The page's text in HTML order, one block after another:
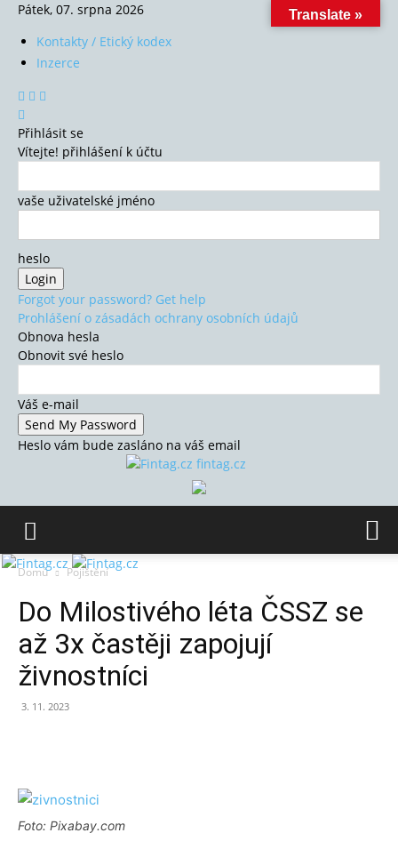
Pátek, 07. srpna 2026
Kontakty / Etický kodex
Inzerce
Přihlásit se
Vítejte! přihlášení k účtu
vaše uživatelské jméno
heslo
Forgot your password? Get help
Prohlášení o zásadách ochrany osobních údajů
Obnova hesla
Obnovit své heslo
Váš e-mail
Heslo vám bude zasláno na váš email
fintag.cz
Domů Pojištění
Do Milostivého léta ČSSZ se
až 3x častěji zapojují
živnostníci
3. 11. 2023
Foto: Pixabay.com
Translate »